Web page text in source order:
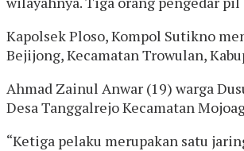
Kapolsek Ploso, Kompol Sutikno
Bejijong, Kecamatan Trowulan,
Ahmad Zainul Anwar (19) warga
Desa Tanggalrejo Kecamatan
“Ketiga pelaku merupakan satu